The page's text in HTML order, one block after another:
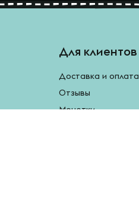
Для клиентов
Доставка и оплата
Отзывы
Монетки